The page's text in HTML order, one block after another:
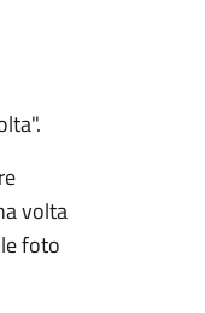
volta
foto